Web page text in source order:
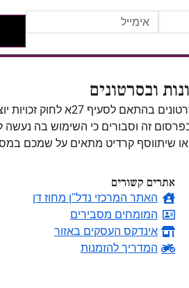
ובסרטונים
זכויות יוצרים, התשס"ח–2007.
זה וסבורים כי השימוש בה
שיתווסף קרדיט מתאים על שמכם
אתרים קשורים
האתר המרכזי נדל"ן מחוז דן
המומחים מסבירים
אינדקס העסקים באזור
המדריך להזמנות